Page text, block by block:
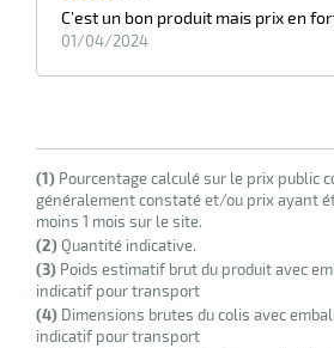
C’est un bon produit mais prix en
01/04/2024
(1) Pourcentage calculé sur le prix public
généralement constaté et/ou prix ayant
moins 1 mois sur le site.
(2)Quantité indicative.
(3) Poids estimatif brut du produit avec
indicatif pour transport
(4) Dimensions brutes du colis avec
indicatif pour transport